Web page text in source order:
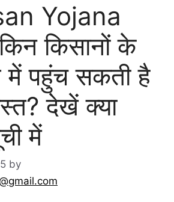
Yojana
किसानों के
पहुंच सकती है
देखें क्या
में
by